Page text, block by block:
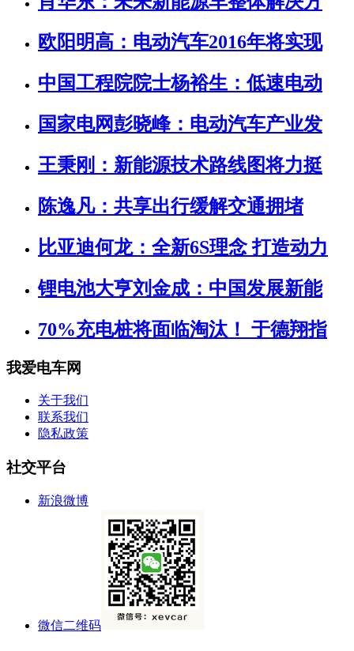
欧阳明高：电动汽车2016年将实现
中国工程院院士杨裕生：低速电动
国家电网彭晓峰：电动汽车产业发
王秉刚：新能源技术路线图将力挺
陈逸凡：共享出行缓解交通拥堵
比亚迪何龙：全新6S理念 打造动力
锂电池大亨刘金成：中国发展新能
70%充电桩将面临淘汰！ 于德翔指
我爱电车网
关于我们
联系我们
隐私政策
社交平台
新浪微博
微信二维码